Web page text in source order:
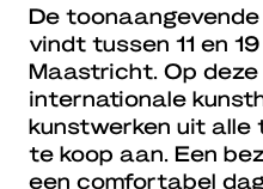
De
vindt tussen 11 en
Maastricht. Op
internationale
kunstwerken uit alle
te koop aan. Een
een comfortabel